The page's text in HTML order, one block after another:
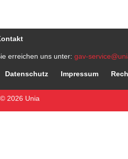
erreichen uns unter: gav-
Datenschutz Impressum
© 2026 Unia